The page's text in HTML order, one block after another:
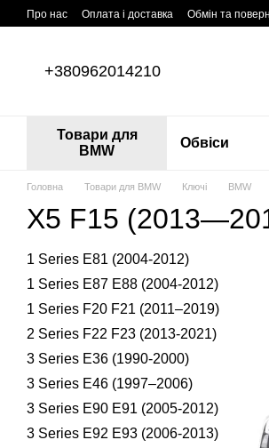
Перейти до основного контенту
Про нас Оплата і доставка Обмін та
+380962014210
Товари для
BMW
Обвіси
Головна Товари для BMW Ключі BMW
X5 F15
1 Series Е81 (2004-2012)
1 Series E87 E88 (2004-2012)
1 Series F20 F21 (2011–2019)
2 Series F22 F23 (2013-2021)
3 Series E36 (1990-2000)
3 Series E46 (1997–2006)
3 Series E90 E91 (2005-2012)
3 Series E92 E93 (2006-2013)